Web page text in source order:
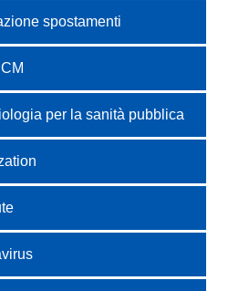
spostamenti
per la sanità pubblica